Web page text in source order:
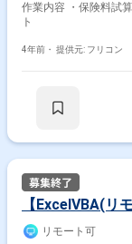
作業内容 ・保険料試算システム
ト
4年前・ 提供元: フリコン
【ExcelVBA(リ
リモート可